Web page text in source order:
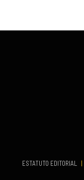
ESTATUTO EDITORIAL |